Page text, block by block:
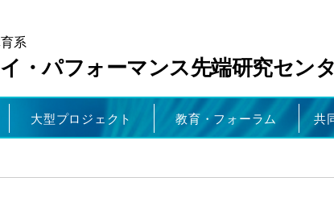
系
・パフォーマンス先端研究セン
大型プロジェクト 教育・フォーラム 共